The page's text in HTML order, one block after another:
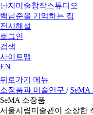
난지미술창작스튜디오
백남준을 기억하는 집
전시해설
로그인
검색
사이트맵
EN
뒤로가기
메뉴
소장품과 미술연구 / SeMA
SeMA 소장품
서울시립미술관이 소장한